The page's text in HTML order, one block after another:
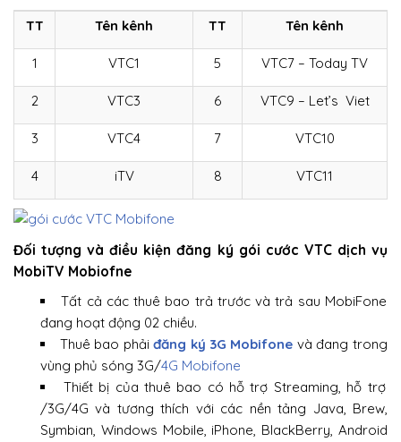
TT Tên kênh TT Tên kênh
1 VTC1 5 VTC7 – Today TV
2 VTC3 6 VTC9 – Let’s Viet
3 VTC4 7 VTC10
4 iTV 8 VTC11
Đối tượng và điều kiện đăng ký gói cước VTC dịch vụ
MobiTV Mobiofne
Tất cả các thuê bao trả trước và trả sau MobiFone
đang hoạt động 02 chiều.
Thuê bao phảiđăng ký 3G Mobifone và đang trong
vùng phủ sóng 3G/4G Mobifone
Thiết bị của thuê bao có hỗ trợ Streaming, hỗ trợ
/3G/4G và tương thích với các nền tảng Java, Brew,
Symbian, Windows Mobile, iPhone, BlackBerry, Android